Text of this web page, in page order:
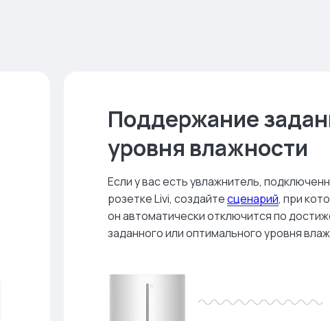
Поддержание
уровня влажности
Если у вас есть увлажнитель,
розетке Livi, создайтесценарий, при
он автоматически отключится по
заданного или оптимального уровня